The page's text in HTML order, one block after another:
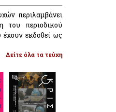
περιλαμβάνει
του περιοδικού
έχουν εκδοθεί ως
Δείτε όλα τα τεύχη